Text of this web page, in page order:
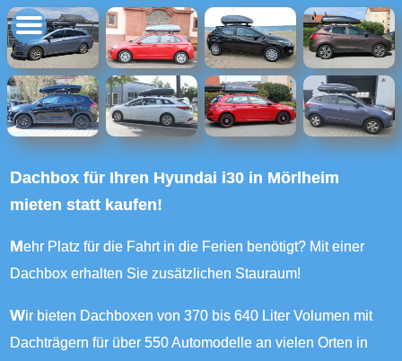
Dachbox für Ihren Hyundai i30 in Mörlheim
mieten statt kaufen!
Mehr Platz für die Fahrt in die Ferien benötigt? Mit einer
Dachbox erhalten Sie zusätzlichen Stauraum!
Wir bieten Dachboxen von 370 bis 640 Liter Volumen mit
Dachträgern für über 550 Automodelle an vielen Orten in